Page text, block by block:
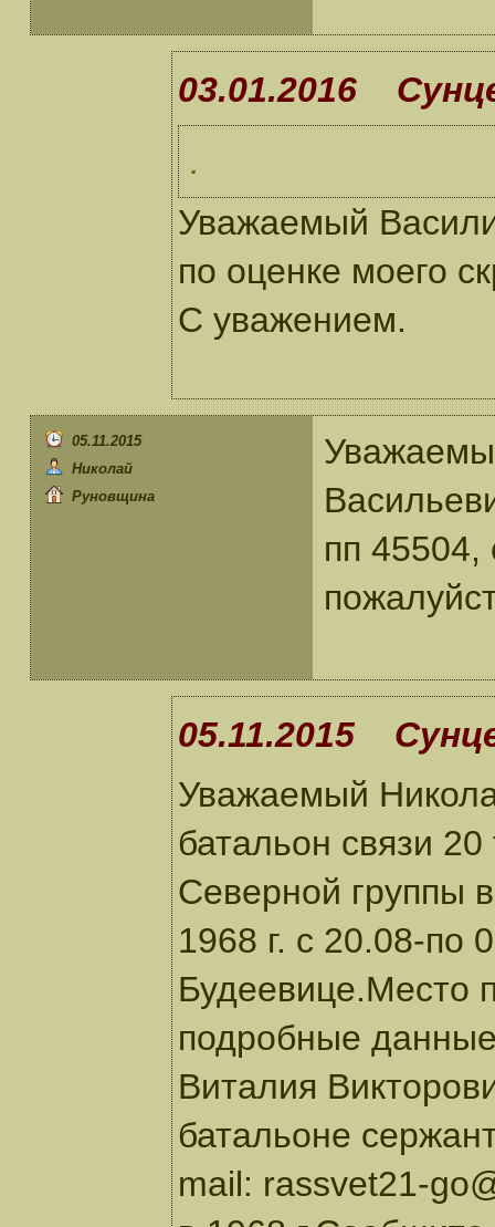
03.01.2016
.
Уважаемый
по оценке моего
С уважением.
05.11.2015
Николай
Руновщина
пп
05.11.2015
Уважаемый
батальон связи
Северной группы
1968 г. с 20.08-по
Будеевице.Место
подробные
Виталия
батальоне
mail: rassvet21-